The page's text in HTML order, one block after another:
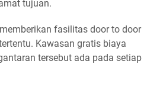
tujuan.
fasilitas door to door
Kawasan gratis biaya
tersebut ada pada setiap